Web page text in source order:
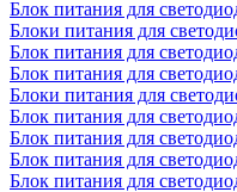
Блок питания для
Блоки питания для
Блок питания для
Блок питания для
Блоки питания для
Блок питания для
Блок питания для
Блок питания для
Блок питания для